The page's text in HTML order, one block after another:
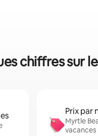
chiffres sur
Prix par
Myrtle
vacances